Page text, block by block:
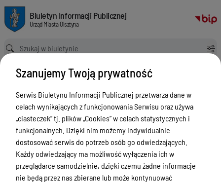
KU-GGN-III-11 - Wydzierżawienie, użyczenie lub najem nieruchomości
Biuletyn Informacji Publicznej Urząd Miasta Olsztyna
Biuletyn Informacji Publicznej
Urząd Miasta Olsztyna
Ścieżka powrotu
Strona główna Załatwianie spraw
Załatwianie spraw - karty
KU-GGN-III-11 - Wydzierżawienie, użyczenie lub najem nieruchomości stanowiących własność Skarbu Państwa
Załatwianie spraw - karty
Menu Przedmiotowe
ZAŁATWIANIE SPRAW
Ogłoszenia
Bezpieczeństwo
Szanujemy Twoją prywatność
Serwis Biuletynu Informacji Publicznej przetwarza dane w
celach wynikających z funkcjonowania Serwisu oraz używa
„ciasteczek” tj. plików „Cookies” w celach statystycznych i
funkcjonalnych. Dzięki nim możemy indywidualnie
dostosować serwis do potrzeb osób go odwiedzających.
Każdy odwiedzający ma możliwość wyłączenia ich w
przeglądarce samodzielnie, dzięki czemu żadne informacje
nie będą przez nas zbierane lub może kontynuować